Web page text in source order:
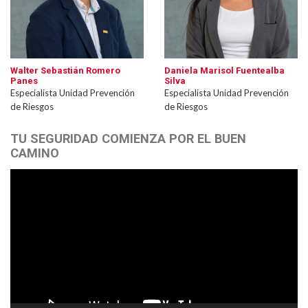
Walter Sebastián Romero
Panes
Especialista Unidad Prevención
de Riesgos
Daniela Marisol Fuentealba
Silva
Especialista Unidad Prevención
de Riesgos
TU SEGURIDAD COMIENZA POR EL BUEN
CAMINO